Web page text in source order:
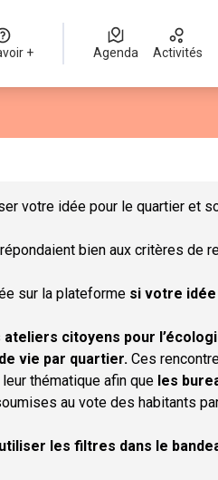
+ Agenda Activités
votre idée pour le quartier et
bien aux critères de
sur la plateforme si votre
ateliers citoyens pour
vie par quartier. Ces
thématique afin que les
au vote des habitants
les filtres dans le